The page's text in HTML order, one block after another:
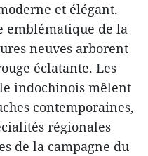
et élégant.
emblématique de la
neuves arborent
éclatante. Les
indochinois mêlent
contemporaines,
régionales
de la campagne du